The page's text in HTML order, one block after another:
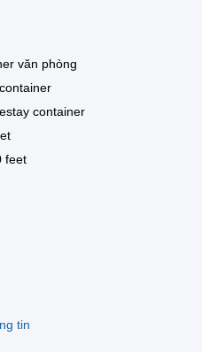
văn phòng
container
feet
tin